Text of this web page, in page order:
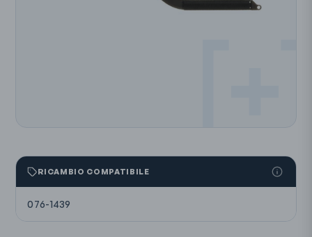
RICAMBIO COMPATIBILE
076-1439